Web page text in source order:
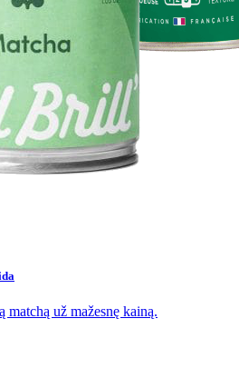
matchą už mažesnę kainą.